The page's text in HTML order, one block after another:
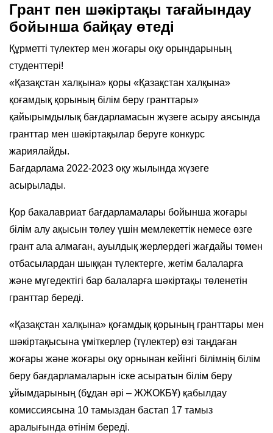
Грант пен шәкіртақы тағайындау
бойынша байқау өтеді
Құрметті түлектер мен жоғары оқу орындарының
студенттері!
«Қазақстан халқына» қоры «Қазақстан халқына»
қоғамдық қорының білім беру гранттары»
қайырымдылық бағдарламасын жүзеге асыру аясында
гранттар мен шәкіртақылар беруге конкурс
жариялайды.
Бағдарлама 2022-2023 оқу жылында жүзеге
асырылады.
Қор бакалавриат бағдарламалары бойынша жоғары
білім алу ақысын төлеу үшін мемлекеттік немесе өзге
грант ала алмаған, ауылдық жерлердегі жағдайы төмен
отбасылардан шыққан түлектерге, жетім балаларға
және мүгедектігі бар балаларға шәкіртақы төленетін
гранттар береді.
«Қазақстан халқына» қоғамдық қорының гранттары мен
шәкіртақысына үміткерлер (түлектер) өзі таңдаған
жоғары және жоғары оқу орнынан кейінгі білімнің білім
беру бағдарламаларын iске асыратын бiлiм беру
ұйымдарының (бұдан әрі – ЖЖОКБҰ) қабылдау
комиссиясына 10 тамыздан бастап 17 тамыз
аралығында өтінім береді.